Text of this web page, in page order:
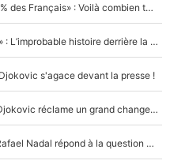
«C'est un beau salaire par rapport à 90 % des Français» : Voilà combien touchait Nelson Monfort sur France Télévisions avant de rejoindre CNews
«Elle était en couple avec un ami à moi» : L’improbable histoire derrière la «seule relation longue» de Novak Djokovic
s'agace devant la presse !
«Trop de conflits» : Mécontent, Novak Djokovic réclame un grand changement !
«C'est le meilleur joueur de l'histoire», Rafael Nadal répond à la question que tout le monde se pose !